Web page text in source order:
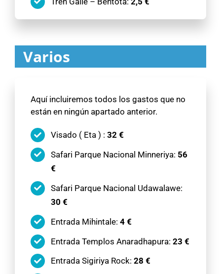
Varios
Aquí incluiremos todos los gastos que no
están en ningún apartado anterior.
Visado ( Eta ) : 32 €
Safari Parque Nacional Minneriya: 56
€
Safari Parque Nacional Udawalawe:
30 €
Entrada Mihintale: 4 €
Entrada Templos Anaradhapura: 23 €
Entrada Sigiriya Rock: 28 €